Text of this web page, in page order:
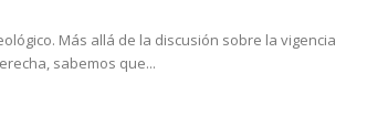
Más allá de la discusión sobre la vigencia
sabemos que...